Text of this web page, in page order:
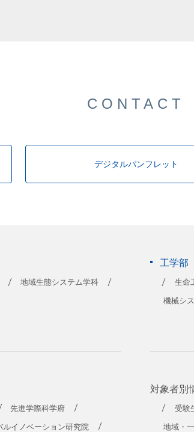
CONTACT
デジタルパンフレット
地域生態システム学科
工学部
生命
機械シ
先進学際科学府
ルイノベーション研究院
対象者別
受験
地域・